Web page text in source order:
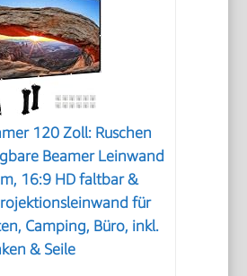
120 Zoll: Ruschen
Beamer Leinwand
16:9 HD faltbar &
für
Camping, Büro, inkl.
& Seile